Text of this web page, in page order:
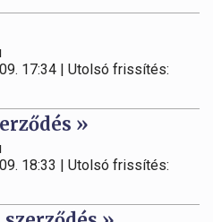
17:34 | Utolsó frissítés:
»
18:33 | Utolsó frissítés: